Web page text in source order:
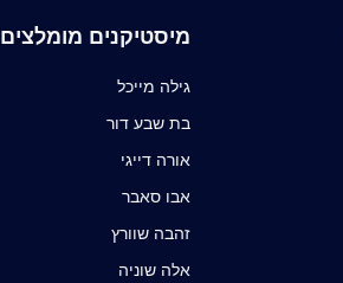
מיסטיקנים מומלצים
גילה מייכל
בת שבע דור
אורה דייגי
אבו סאבר
זהבה שוורץ
אלה שוניה